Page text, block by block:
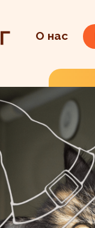
О нас